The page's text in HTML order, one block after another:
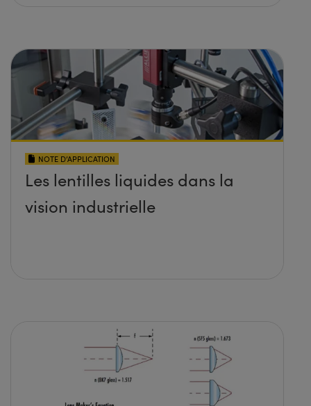
NOTE D’APPLICATION
Les lentilles liquides dans la
vision industrielle